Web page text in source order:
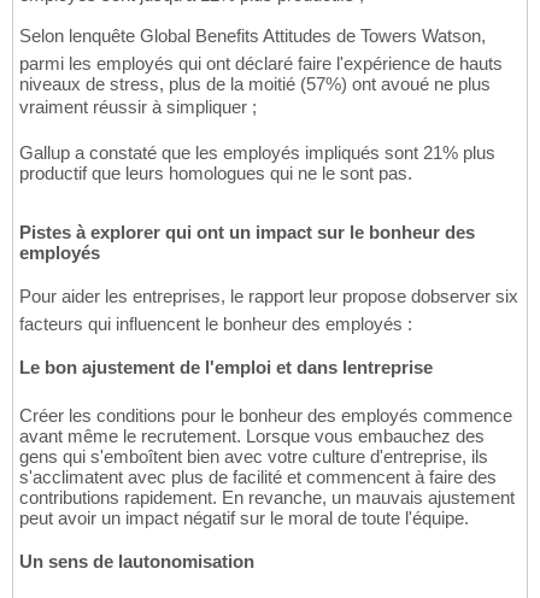
Selon lenquête Global Benefits Attitudes de Towers Watson,
parmi les employés qui ont déclaré faire l'expérience de hauts
niveaux de stress, plus de la moitié (57%) ont avoué ne plus
vraiment réussir à simpliquer ;
Gallup a constaté que les employés impliqués sont 21% plus
productif que leurs homologues qui ne le sont pas.
Pistes à explorer qui ont un impact sur le bonheur des
employés
Pour aider les entreprises, le rapport leur propose dobserver six
facteurs qui influencent le bonheur des employés :
Le bon ajustement de l'emploi et dans lentreprise
Créer les conditions pour le bonheur des employés commence
avant même le recrutement. Lorsque vous embauchez des
gens qui s'emboîtent bien avec votre culture d'entreprise, ils
s'acclimatent avec plus de facilité et commencent à faire des
contributions rapidement. En revanche, un mauvais ajustement
peut avoir un impact négatif sur le moral de toute l'équipe.
Un sens de lautonomisation